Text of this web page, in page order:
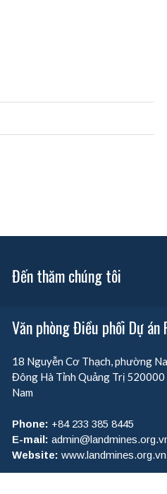
Đến thăm chúng tôi
Văn phòng Điều phối Dự án
18 Nguyễn Cơ Thạch, phường
Đông Hà Tỉnh Quảng Trị 520000
Nam
Phone: +84 233 385 8445
E-mail:
Website: www.landmines.org.vn